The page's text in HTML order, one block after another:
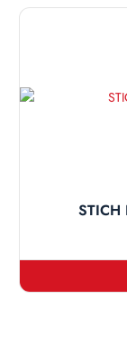
STICH